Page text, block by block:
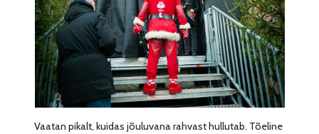
Vaatan pikalt, kuidas jõuluvana rahvast hullutab. Tõeline